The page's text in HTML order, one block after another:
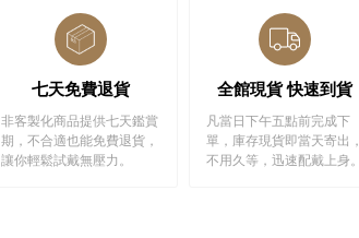
七天免費退貨
非客製化商品提供七天鑑賞
期，不合適也能免費退貨，
讓你輕鬆試戴無壓力。
全館現貨 快速到貨
凡當日下午五點前完成下
單，庫存現貨即當天寄出，
不用久等，迅速配戴上身。